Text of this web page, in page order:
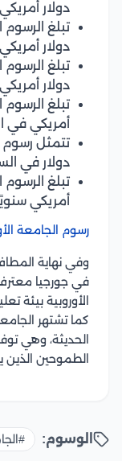
دولار
دولار
دولار
أمريكي في
دولار في
أمريكي
رسوم الجامعة
وفي نهاية
في جورجيا معترف
الأوروبية بيئة
كما تشتهر
الحديثة، وهي
الطموحين
الوسوم: